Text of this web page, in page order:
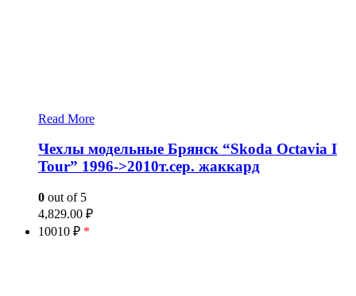
Read More
Чехлы модельные Брянск “Skoda Octavia I
Tour” 1996->2010т.сер. жаккард
0 out of 5
4,829.00 ₽
10010 ₽ *